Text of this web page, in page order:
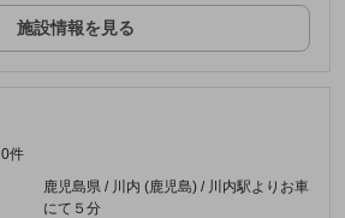
施設情報を見る
0件
鹿児島県 / 川内 (鹿児島) / 川内駅よりお車
にて５分